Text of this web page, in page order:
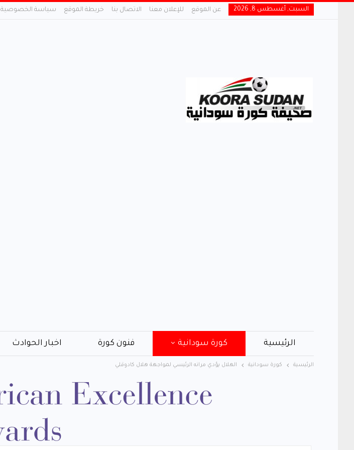
السبت, أغسطس 8, 2026 عن الموقع للإعلان معنا الاتصال بنا خريطة الموقع سياسة الخصوصية
الرئيسية كورة سودانية فنون كورة اخبار الحوادث
الرئيسية كورة سودانية الهلال يؤدي مرانه الرئيسي لمواجهة هلال كادوقلي